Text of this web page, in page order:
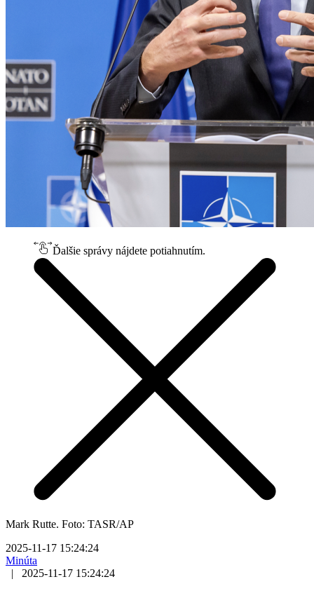
Ďalšie správy nájdete potiahnutím.
Mark Rutte. Foto: TASR/AP
2025-11-17 15:24:24
Minúta
|
2025-11-17 15:24:24